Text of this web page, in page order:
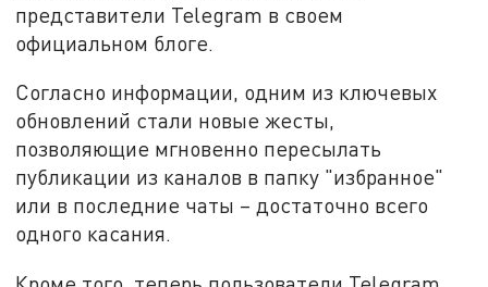
представители Telegram в своем
официальном блоге.
Согласно информации, одним из ключевых
обновлений стали новые жесты,
позволяющие мгновенно пересылать
публикации из каналов в папку "избранное"
или в последние чаты – достаточно всего
одного касания.